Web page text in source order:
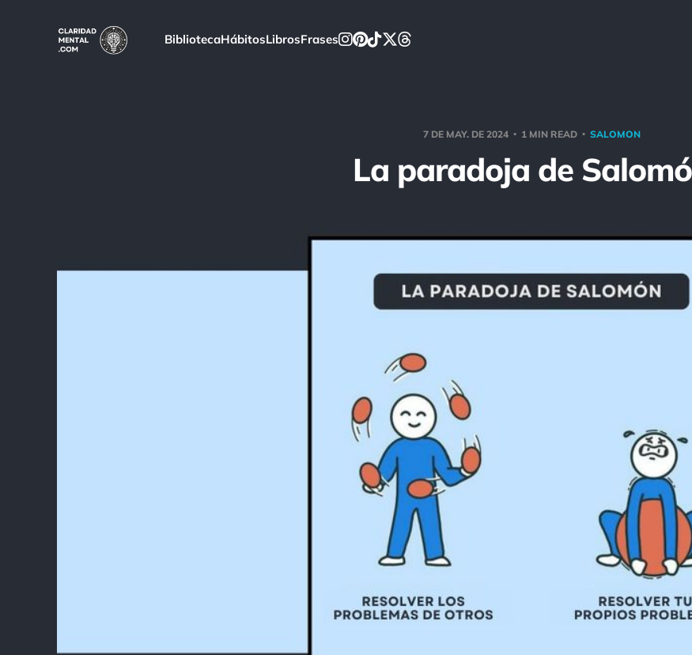
BibliotecaHábitosLibrosFrases
7 DE MAY. DE 2024 1 MIN READ SALOMON
La paradoja de